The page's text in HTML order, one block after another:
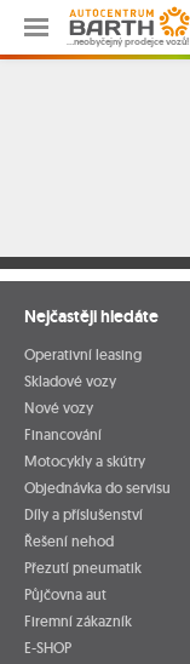
…neobyčejný prodejce vozů!
Nejčastěji hledáte
Operativní leasing
Skladové vozy
Nové vozy
Financování
Motocykly a skútry
Objednávka do servisu
Díly a příslušenství
Řešení nehod
Přezutí pneumatik
Půjčovna aut
Firemní zákazník
E-SHOP